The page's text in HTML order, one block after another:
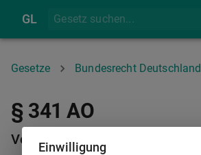
GL
Gesetze Bundesrecht Deutschland
§ 341 AO
Verwertungsgebühr
Einwilligung